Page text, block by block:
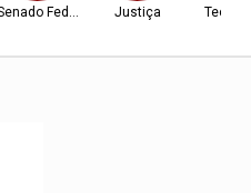
Federal Justiça